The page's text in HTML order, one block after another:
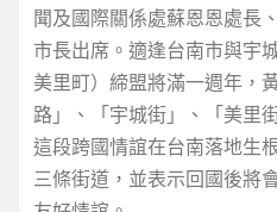
聞及國際關係處蘇恩恩處長
市長出席。適逢台南市與宇
美里町）締盟將滿一週年，
路」、「宇城街」、「美里
這段跨國情誼在台南落地生
三條街道，並表示回國後將